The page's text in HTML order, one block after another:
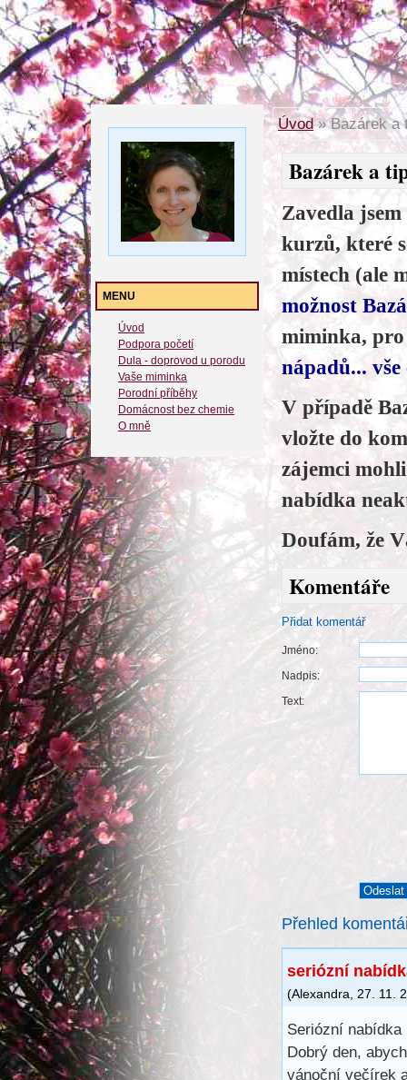
MENU
Úvod
Podpora početí
Dula - doprovod u porodu
Vaše miminka
Porodní příběhy
Domácnost bez chemie
O mně
Úvod»Bazárek a
Bazárek a
Zavedla
kurzů, které
místech (ale
možnost
miminka,
nápadů...
V případě
vložte do
zájemci
nabídka
Doufám, že
Komentáře
Přidat komentář
Jméno:
Nadpis:
Text:
Přehled
seriózní
(Alexandra 27. 11.
Seriózní
Dobrý den,
vánoční večírek